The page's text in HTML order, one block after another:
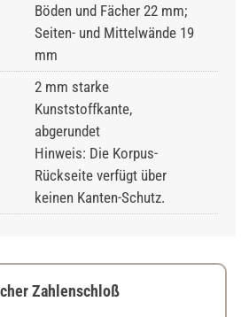
Böden und Fächer 22 mm;
Seiten- und Mittelwände 19
mm
2 mm starke
Kunststoffkante,
abgerundet
Hinweis: Die Korpus-
Rückseite verfügt über
keinen Kanten-Schutz.
Zahlenschloß